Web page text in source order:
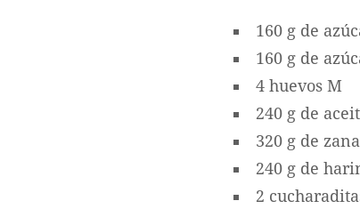
160 g de
160 g de
4 huevos M
240 g de
320 g de
240 g de
2